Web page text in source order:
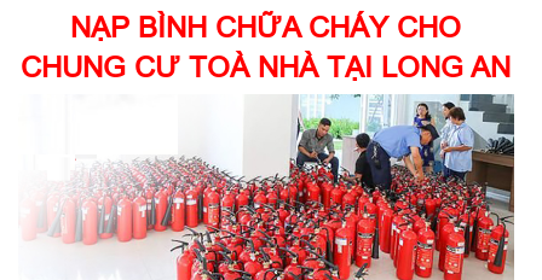
NẠP BÌNH CHỮA CHÁY CHO
CHUNG CƯ TOÀ NHÀ TẠI LONG AN